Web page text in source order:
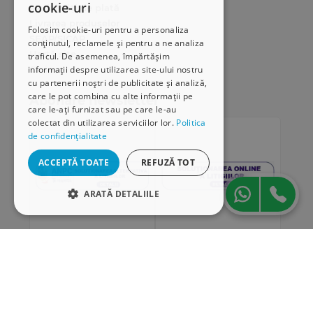
cookie-uri
Folosim cookie-uri pentru a personaliza
conținutul, reclamele și pentru a ne analiza
traficul. De asemenea, împărtășim
informații despre utilizarea site-ului nostru
cu partenerii noștri de publicitate și analiză,
care le pot combina cu alte informații pe
care le-ați furnizat sau pe care le-au
colectat din utilizarea serviciilor lor. Politica
de confidențialitate
ACCEPTĂ TOATE REFUZĂ TOT
ARATĂ DETALIILE
Modalități de plată
SEAP/SICAP
Hartă site
Cariere
Abonare newsletter